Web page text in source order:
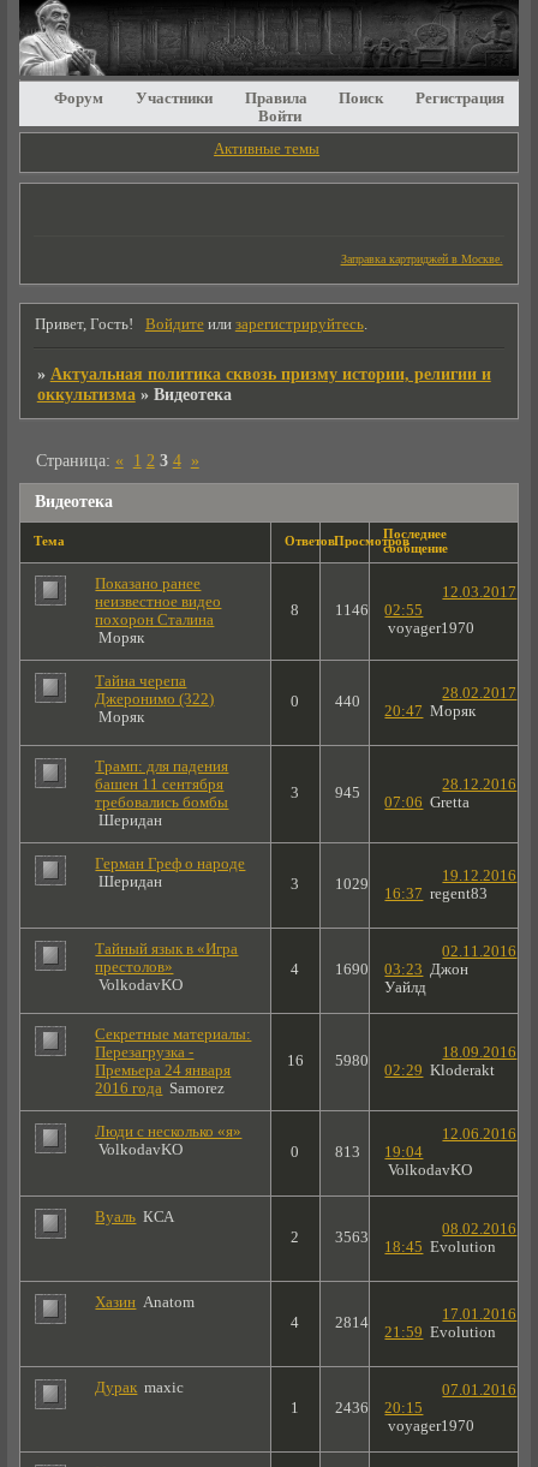
Форум Участники Правила Поиск
Регистрация
Войти
Активные темы
Заправка картриджей в Москве.
Привет, Гость! Войдитеили зарегистрируйтесь.
» Актуальная политика сквозь призму истории, религии и
оккультизма » Видеотека
Видеотека
Страница: « 1 2 3 4 »
Тема ОтветовПросмотровПоследнее
сообщение
Показано ранее
неизвестное видео
похорон Сталина
Моряк
8 1146
12.03.2017
02:55
voyager1970
Тайна черепа
Джеронимо (322)
Моряк
0 440
28.02.2017
20:47 Моряк
Трамп: для падения
башен 11 сентября
требовались бомбы
Шеридан
3 945
28.12.2016
07:06 Gretta
Герман Греф о народе
Шеридан
3 1029
19.12.2016
16:37 regent83
Тайный язык в «Игра
престолов»
VolkodavKO
4 1690
02.11.2016
03:23 Джон
Уайлд
Секретные материалы:
Перезагрузка -
Премьера 24 января
2016 года Samorez
16 5980
18.09.2016
02:29 Kloderakt
Люди с несколько «я»
VolkodavKO
0 813
12.06.2016
19:04
VolkodavKO
Вуаль КСА
2
3563
08.02.2016
18:45 Evolution
Хазин Anatom
4
2814
17.01.2016
21:59 Evolution
Дурак maxic
1
2436
07.01.2016
20:15
voyager1970